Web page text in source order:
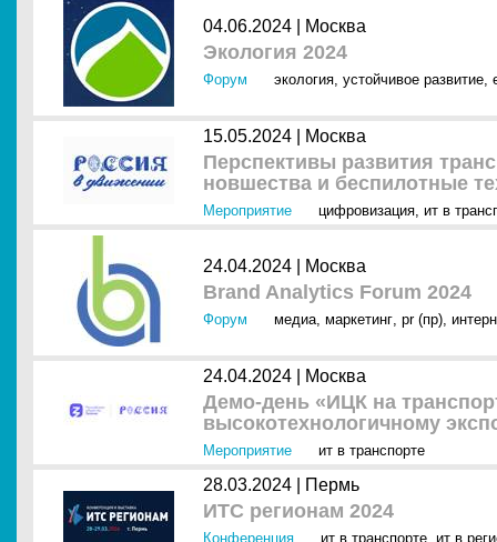
04.06.2024 | Москва
Экология 2024
Форум экология, устойчивое развитие,
15.05.2024 | Москва
Перспективы развития
новшества и беспилотные
Мероприятие цифровизация, ит в
24.04.2024 | Москва
Brand Analytics Forum 2024
Форум медиа, маркетинг, pr (пр),
24.04.2024 | Москва
Демо-день «ИЦК на
высокотехнологичному
Мероприятие ит в транспорте
28.03.2024 | Пермь
ИТС регионам 2024
Конференция ит в транспорте ит в